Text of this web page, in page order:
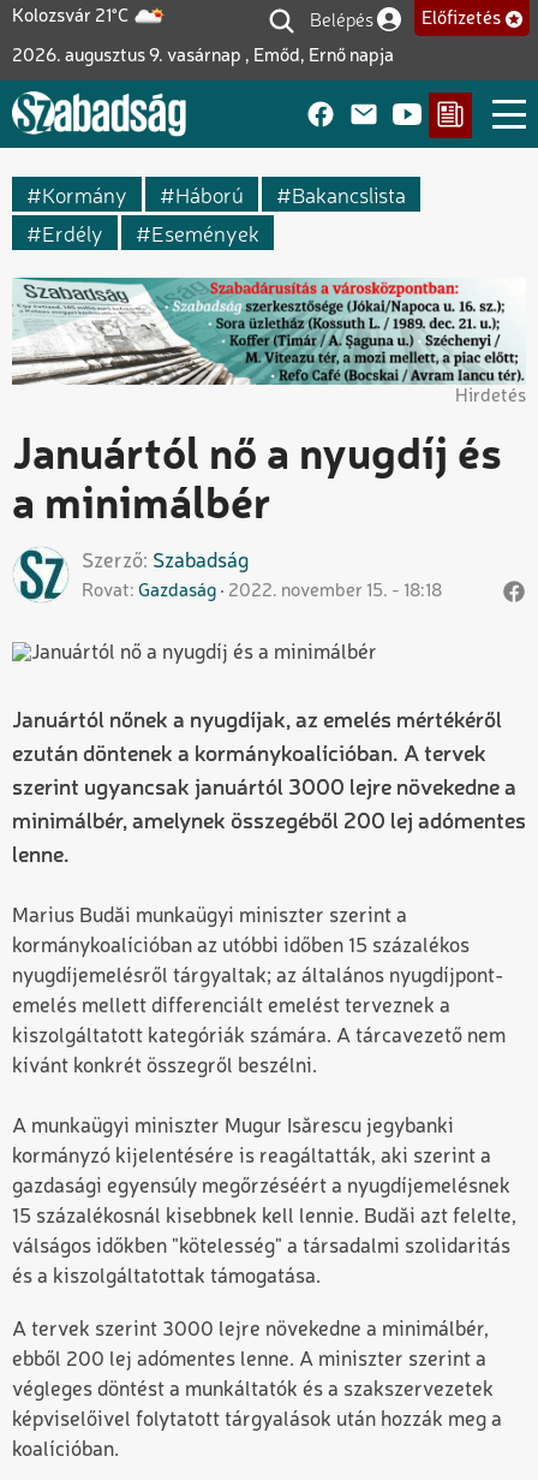
Ugrás
tartalomra
Kolozsvár 21°C
2026. augusztus 9. vasárnap , Emőd, Ernő napja
Felhasználói fiók
Belépés Előfizetés
Kormány Háború
Bakancslista
Erdély
Események
Hirdetés
Januártól nő a nyugdíj és
a minimálbér
Szerző Szabadság
Rovat Gazdaság 2022. november 15. - 18:18
Januártól nőnek a nyugdíjak, az emelés mértékéről
ezután döntenek a kormánykoalícióban. A tervek
szerint ugyancsak januártól 3000 lejre növekedne a
minimálbér, amelynek összegéből 200 lej adómentes
lenne.
Marius Budăi munkaügyi miniszter szerint a
kormánykoalícióban az utóbbi időben 15 százalékos
nyugdíjemelésről tárgyaltak; az általános nyugdíjpont-
emelés mellett differenciált emelést terveznek a
kiszolgáltatott kategóriák számára. A tárcavezető nem
kívánt konkrét összegről beszélni.
A munkaügyi miniszter Mugur Isărescu jegybanki
kormányzó kijelentésére is reagáltatták, aki szerint a
gazdasági egyensúly megőrzéséért a nyugdíjemelésnek
15 százalékosnál kisebbnek kell lennie. Budăi azt felelte,
válságos időkben "kötelesség" a társadalmi szolidaritás
és a kiszolgáltatottak támogatása.
A tervek szerint 3000 lejre növekedne a minimálbér,
ebből 200 lej adómentes lenne. A miniszter szerint a
végleges döntést a munkáltatók és a szakszervezetek
képviselőivel folytatott tárgyalások után hozzák meg a
koalícióban.